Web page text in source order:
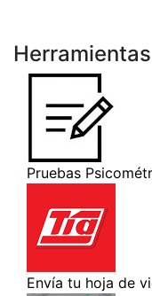
Herramientas